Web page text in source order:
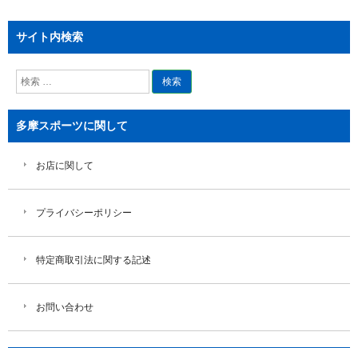
サイト内検索
検
索
多摩スポーツに関して
お店に関して
プライバシーポリシー
特定商取引法に関する記述
お問い合わせ